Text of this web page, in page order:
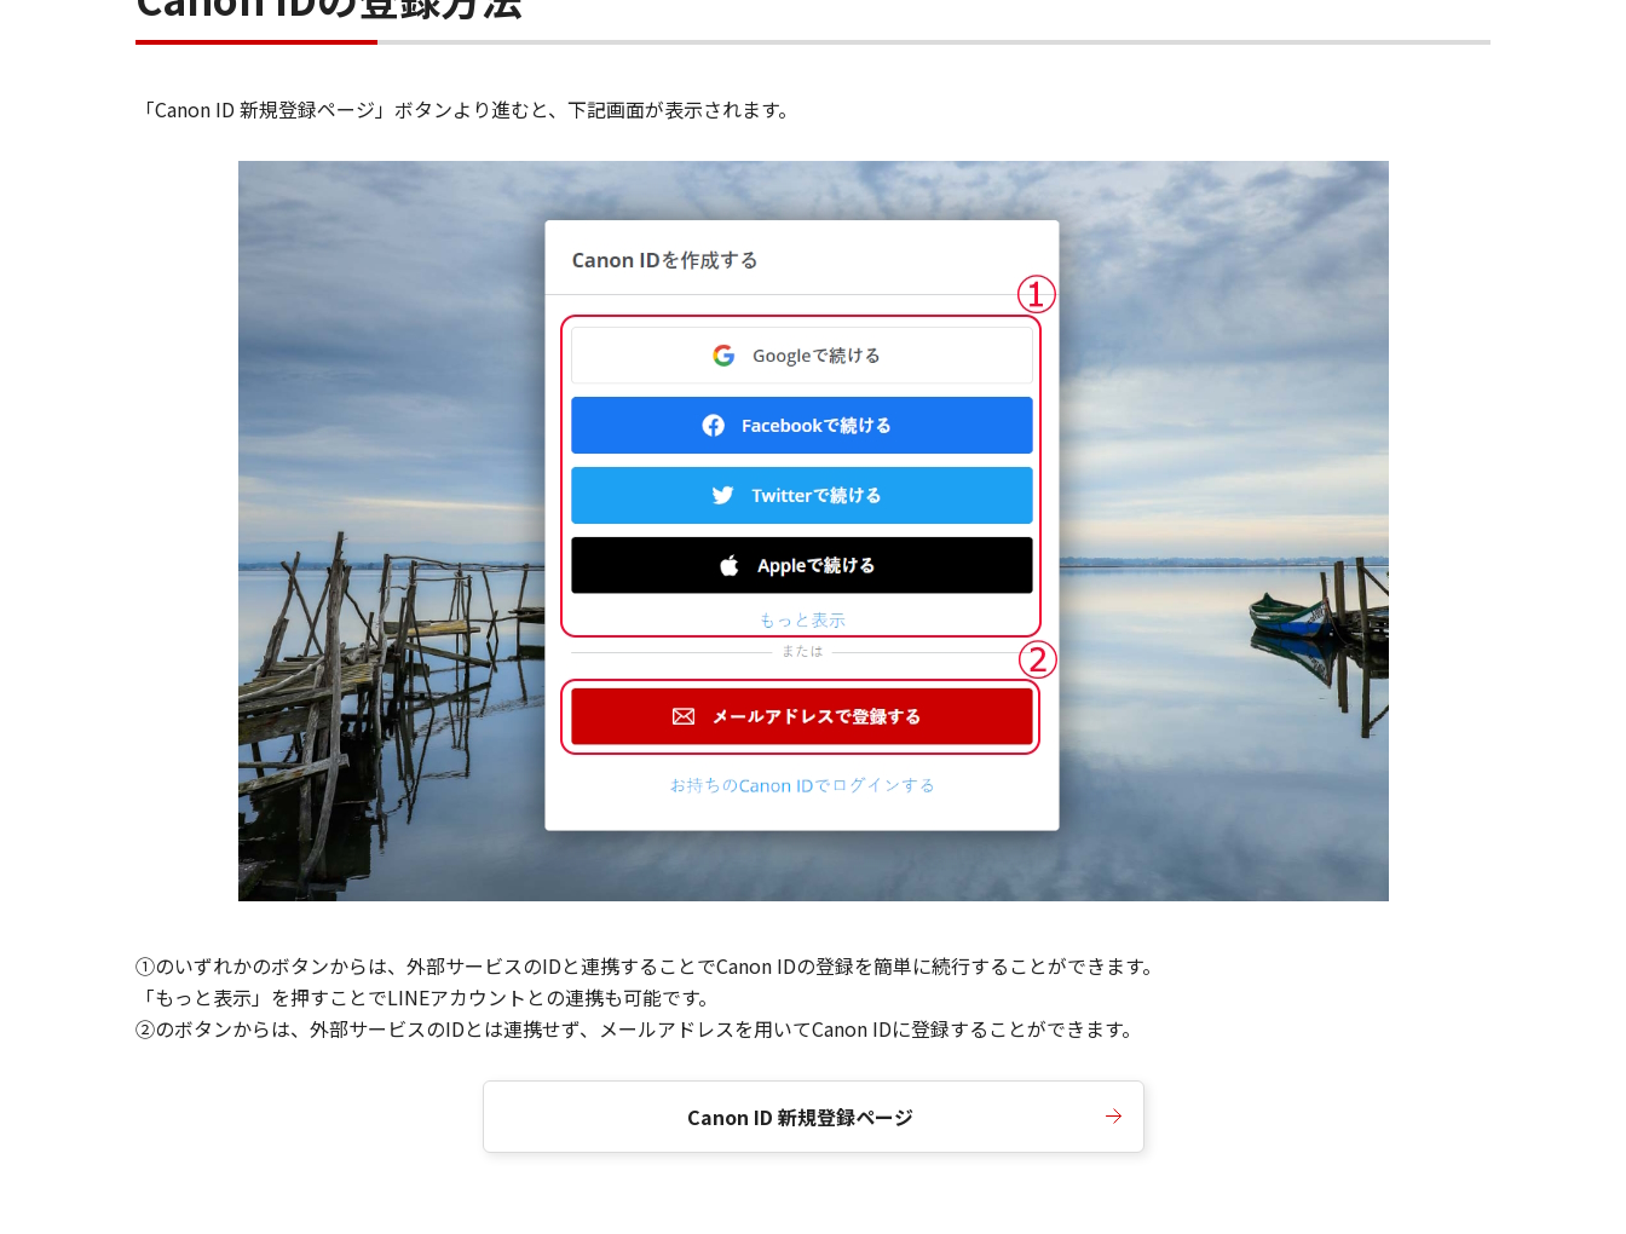
「Canon ID 新規登録ページ」ボタンより進むと、下記画面が表示されます。
①のいずれかのボタンからは、外部サービスのIDと連携することでCanon IDの登録を簡単に続行することができます。
「もっと表示」を押すことでLINEアカウントとの連携も可能です。
②のボタンからは、外部サービスのIDとは連携せず、メールアドレスを用いてCanon IDに登録することができます。
Canon ID 新規登録ページ